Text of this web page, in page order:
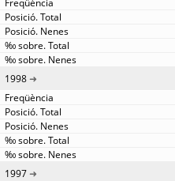
1998
1997